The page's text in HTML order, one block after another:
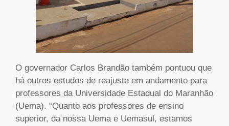
O governador Carlos Brandão também pontuou que
há outros estudos de reajuste em andamento para
professores da Universidade Estadual do Maranhão
(Uema). “Quanto aos professores de ensino
superior, da nossa Uema e Uemasul, estamos